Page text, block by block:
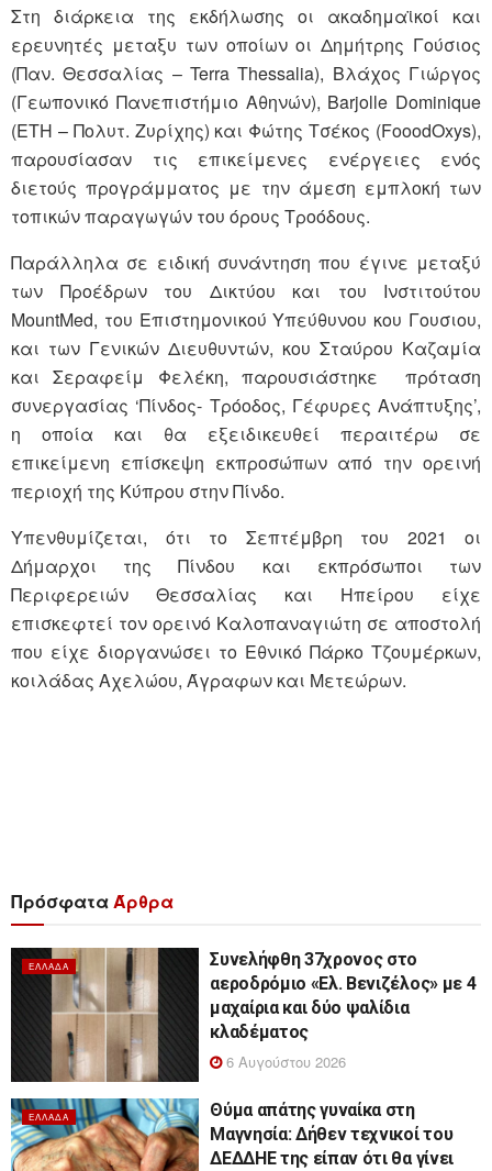
Στη διάρκεια της εκδήλωσης οι ακαδημαϊκοί και
ερευνητές μεταξυ των οποίων οι Δημήτρης Γούσιος
(Παν. Θεσσαλίας – Terra Thessalia), Βλάχος Γιώργος
(Γεωπονικό Πανεπιστήμιο Αθηνών), Barjolle Dominique
(ETH – Πολυτ. Ζυρίχης) και Φώτης Τσέκος (FooodOxys),
παρουσίασαν τις επικείμενες ενέργειες ενός
διετούς προγράμματος με την άμεση εμπλοκή των
τοπικών παραγωγών του όρους Τροόδους.
Παράλληλα σε ειδική συνάντηση που έγινε μεταξύ
των Προέδρων του Δικτύου και του Ινστιτούτου
MountMed, του Επιστημονικού Υπεύθυνου κου Γουσιου,
και των Γενικών Διευθυντών, κου Σταύρου Καζαμία
και Σεραφείμ Φελέκη, παρουσιάστηκε πρόταση
συνεργασίας ‘Πίνδος- Τρόοδος, Γέφυρες Ανάπτυξης’,
η οποία και θα εξειδικευθεί περαιτέρω σε
επικείμενη επίσκεψη εκπροσώπων από την ορεινή
περιοχή της Κύπρου στην Πίνδο.
Υπενθυμίζεται, ότι το Σεπτέμβρη του 2021 οι
Δήμαρχοι της Πίνδου και εκπρόσωποι των
Περιφερειών Θεσσαλίας και Ηπείρου είχε
επισκεφτεί τον ορεινό Καλοπαναγιώτη σε αποστολή
που είχε διοργανώσει το Εθνικό Πάρκο Τζουμέρκων,
κοιλάδας Αχελώου, Άγραφων και Μετεώρων.
ΠρόσφαταΆρθρα
ΕΛΛΆΔΑ
Συνελήφθη 37χρονος στο
αεροδρόμιο «Ελ. Βενιζέλος» με 4
μαχαίρια και δύο ψαλίδια
κλαδέματος
6 Αυγούστου 2026
ΕΛΛΆΔΑ
Θύμα απάτης γυναίκα στη
Μαγνησία: Δήθεν τεχνικοί του
ΔΕΔΔΗΕ της είπαν ότι θα γίνει